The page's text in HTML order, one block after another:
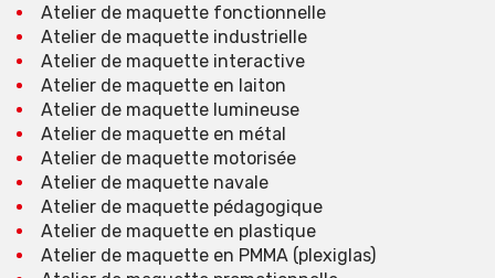
Atelier de maquette fonctionnelle
Atelier de maquette industrielle
Atelier de maquette interactive
Atelier de maquette en laiton
Atelier de maquette lumineuse
Atelier de maquette en métal
Atelier de maquette motorisée
Atelier de maquette navale
Atelier de maquette pédagogique
Atelier de maquette en plastique
Atelier de maquette en PMMA (plexiglas)